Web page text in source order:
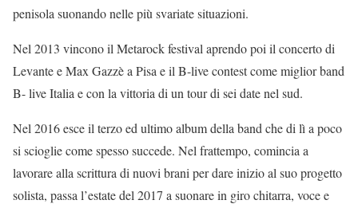
penisola suonando nelle più svariate situazioni.
Nel 2013 vincono il Metarock festival aprendo poi il concerto di
Levante e Max Gazzè a Pisa e il B-live contest come miglior band
B- live Italia e con la vittoria di un tour di sei date nel sud.
Nel 2016 esce il terzo ed ultimo album della band che di lì a poco
si scioglie come spesso succede. Nel frattempo, comincia a
lavorare alla scrittura di nuovi brani per dare inizio al suo progetto
solista, passa l’estate del 2017 a suonare in giro chitarra, voce e